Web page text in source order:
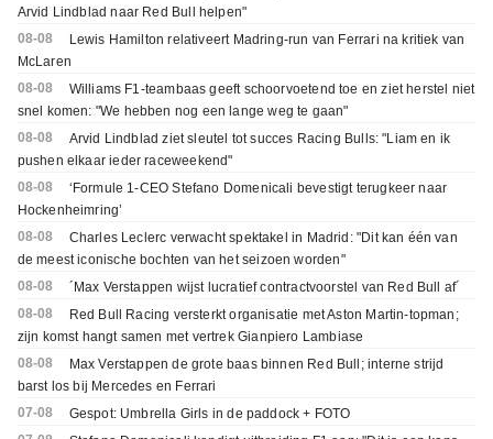
Arvid Lindblad naar Red Bull helpen"
08-08
Lewis Hamilton relativeert Madring-run van Ferrari na kritiek van
McLaren
08-08
Williams F1-teambaas geeft schoorvoetend toe en ziet herstel niet
snel komen: "We hebben nog een lange weg te gaan"
08-08
Arvid Lindblad ziet sleutel tot succes Racing Bulls: "Liam en ik
pushen elkaar ieder raceweekend"
08-08
‘Formule 1-CEO Stefano Domenicali bevestigt terugkeer naar
Hockenheimring’
08-08
Charles Leclerc verwacht spektakel in Madrid: "Dit kan één van
de meest iconische bochten van het seizoen worden"
08-08
´Max Verstappen wijst lucratief contractvoorstel van Red Bull af´
08-08
Red Bull Racing versterkt organisatie met Aston Martin-topman;
zijn komst hangt samen met vertrek Gianpiero Lambiase
08-08
Max Verstappen de grote baas binnen Red Bull; interne strijd
barst los bij Mercedes en Ferrari
07-08
Gespot: Umbrella Girls in de paddock + FOTO